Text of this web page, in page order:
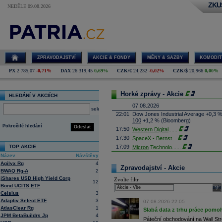
NEDĚLE 09.08.2026
ZPRAVODAJSTVÍ AKCIE & FONDY MĚNY & SAZBY
PX 2 785,07 -0,71% DAX 26 319,45 0,69% CZK/€ 24,232 -0,02% CZK/$ 20,966 0,00%
HLEDÁNÍ V AKCIÍCH
select
Odeslat
Pokročilé hledání
TOP AKCIE
Název
Návštěvy
Agilyx Rg
4
BWAQ Rg-A
2
iShares USD High Yield Corp
Bond UCITS ETF
12
Celsius
3
Adaptiv Select ETF
3
AtlasClear Rg
1
JPM BetaBuildrs Jp
4
Horké zprávy - Akcie
07.08.2026
22:01
Dow Jones Industrial Average +0,3
100 +1,2 % (Bloomberg)
17:50 Western Digital
17:30 SpaceX - Bernst
17:09 Micron Technolo
16:26
Objem obchodů s akciemi na
obchodů za poslední rok je 0,665
16:23 Zvýšení výroby balistických střel
nějakou dobu potrvá. Agentuře
Armin Papperger. Společná výroba
doplnit arzenál Spojeným státům,
(ČTK)
16:07 Conocophillips
Zpravodajství - Akcie
Zvolte filtr
07.08.2026 22:05
Slabá data z trhu práce
Páteční obchodování na Wall